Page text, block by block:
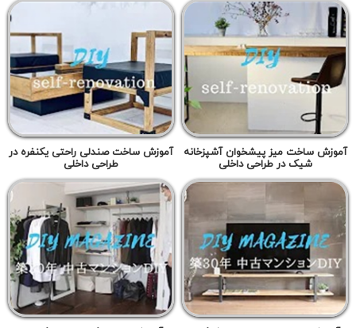
آموزش ساخت میز پیشخوان آشپزخانه
شیک در طراحی داخلی
آموزش ساخت صندلی راحتی یکنفره در
طراحی داخلی